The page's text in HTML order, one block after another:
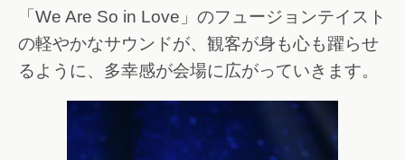
「We Are So in Love」のフュージョンテイスト
の軽やかなサウンドが、観客が身も心も躍らせ
るように、多幸感が会場に広がっていきます。